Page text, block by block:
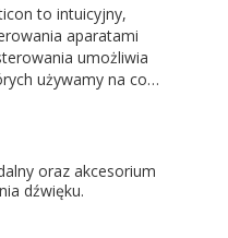
to intuicyjny,
aparatami
umożliwia
używamy na co
oraz akcesorium
dźwięku.